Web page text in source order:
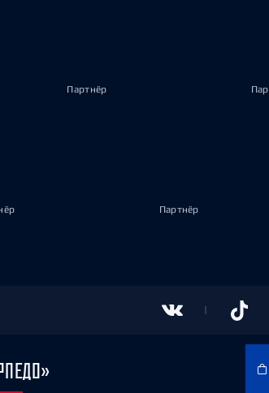
Партнёр
Партнёр